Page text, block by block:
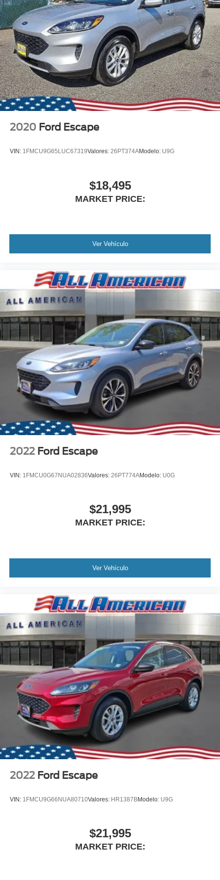
Grille w/Chrome Bar
Headlights-Automatic Highbeams
LED Brakelights
Lip Spoiler
Perimeter/Approach Lights
Power Liftgate Rear Cargo Access
Speed Sensitive Variable Intermittent Wipers
Steel Spare Wheel
Tires: P255/65R18 AS BSW -inc: mini spare
Wheels: 18" 5-Spoke Silver-Painted Aluminum
2020 Ford Escape
VIN: 1FMCU9G65LUC67319Valores: 26PT374AModelo: U9G
$18,495
MARKET PRICE:
Ver Vehículo
2022 Ford Escape
VIN: 1FMCU0G67NUA02836Valores: 26PT774AModelo: U0G
$21,995
MARKET PRICE:
Ver Vehículo
2022 Ford Escape
VIN: 1FMCU9G66NUA80710Valores: HR1387BModelo: U9G
$21,995
MARKET PRICE: